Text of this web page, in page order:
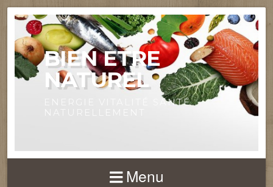
BIEN ETRE
NATUREL
ENERGIE VITALITÉ SANTÉ
Menu